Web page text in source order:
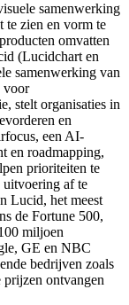
samenwerking
te zien en vorm te
omvatten
(Lucidchart en
samenwerking van
voor
stelt organisaties in
en
een AI-
en roadmapping,
prioriteiten te
uitvoering af te
Lucid, het meest
de Fortune 500,
miljoen
GE en NBC
bedrijven zoals
ontvangen